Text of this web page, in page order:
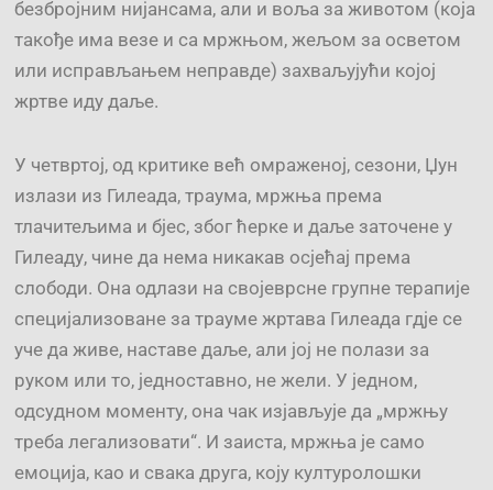
безбројним нијансама, али и воља за животом (која
такође има везе и са мржњом, жељом за осветом
или исправљањем неправде) захваљујући којој
жртве иду даље.
У четвртој, од критике већ омраженој, сезони, Џун
излази из Гилеада, траума, мржња према
тлачитељима и бјес, због ћерке и даље заточене у
Гилеаду, чине да нема никакав осјећај према
слободи. Она одлази на својеврсне групне терапије
специјализоване за трауме жртава Гилеада гдје се
уче да живе, наставе даље, али јој не полази за
руком или то, једноставно, не жели. У једном,
одсудном моменту, она чак изјављује да „мржњу
треба легализовати“. И заиста, мржња је само
емоција, као и свака друга, коју културолошки